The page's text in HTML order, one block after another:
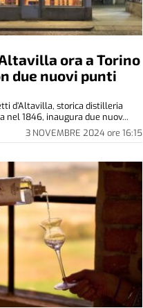
ora a Torino
due nuovi punti
3 NOVEMBRE 2024ore 16:15
d’Altavilla, storica distilleria
nel 1846, inaugura due nuov...